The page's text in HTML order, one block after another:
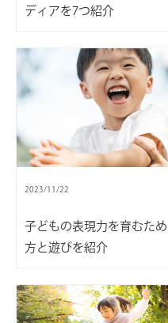
ディアを7つ紹介
2023/11/22
子どもの表現力を育むた
方と遊びを紹介